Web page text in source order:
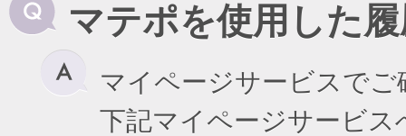
マテポを使用した
マイページサービスで
下記マイページサービ